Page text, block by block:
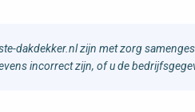
dakdekker.nl zijn met zorg
incorrect zijn, of u de